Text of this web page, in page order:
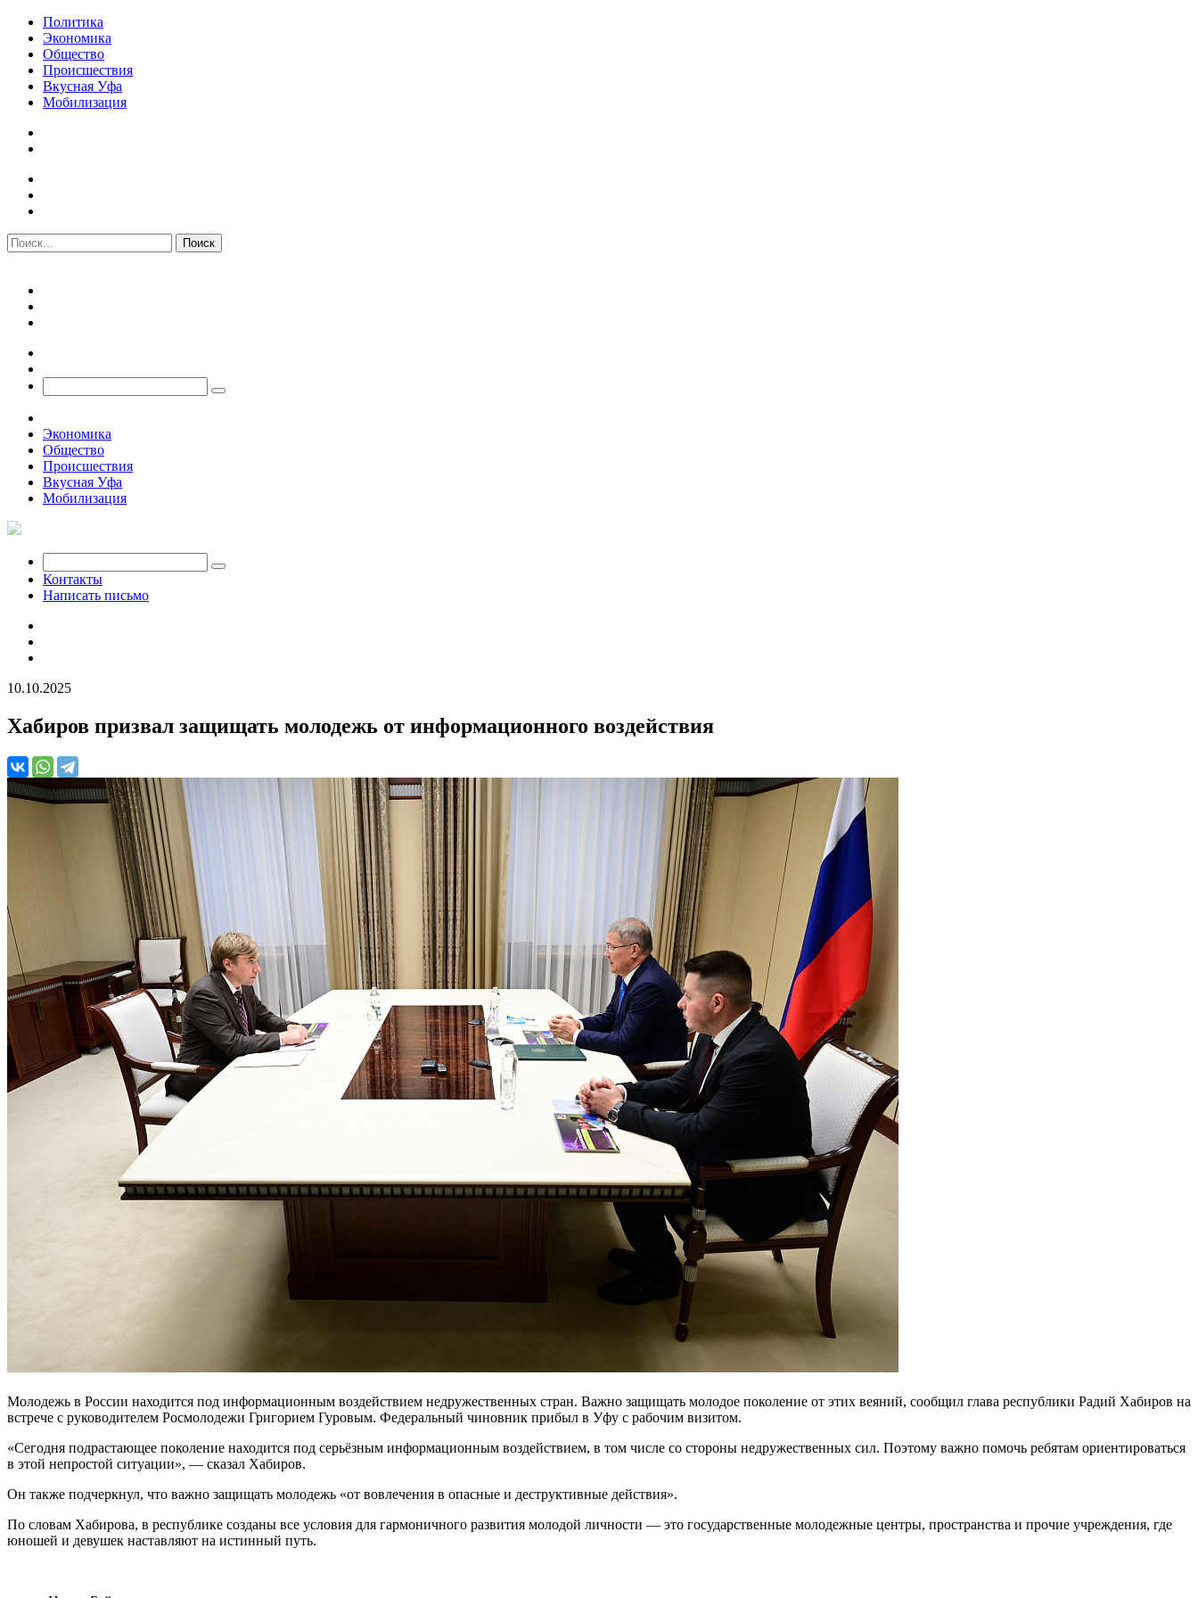
Политика
Экономика
Общество
Происшествия
Вкусная Уфа
Мобилизация
Экономика
Общество
Происшествия
Вкусная Уфа
Мобилизация
Контакты
Написать письмо
10.10.2025
Хабиров призвал защищать молодежь от информационного воздействия
Молодежь в России находится под информационным воздействием недружественных стран. Важно защищать молодое поколение от этих веяний, сообщил глава республики Радий Хабиров на
встрече с руководителем Росмолодежи Григорием Гуровым. Федеральный чиновник прибыл в Уфу с рабочим визитом.
«Сегодня подрастающее поколение находится под серьёзным информационным воздействием, в том числе со стороны недружественных сил. Поэтому важно помочь ребятам ориентироваться
в этой непростой ситуации», — сказал Хабиров.
Он также подчеркнул, что важно защищать молодежь «от вовлечения в опасные и деструктивные действия».
По словам Хабирова, в республике созданы все условия для гармоничного развития молодой личности — это государственные молодежные центры, пространства и прочие учреждения, где
юношей и девушек наставляют на истинный путь.